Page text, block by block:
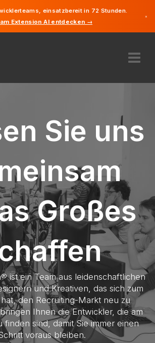
einsatzbereit in 72 Stunden.
Extension AI entdecken →
×
STARTEN SIE JETZT
Sie uns
Großes
ist ein Team aus leidenschaftlichen
und Kreativen, das sich zum
den Recruiting-Markt neu zu
Ihnen die Entwickler, die am
finden sind, damit Sie immer einen
voraus bleiben.